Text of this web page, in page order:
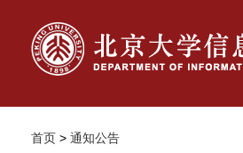
首页> 通知公告